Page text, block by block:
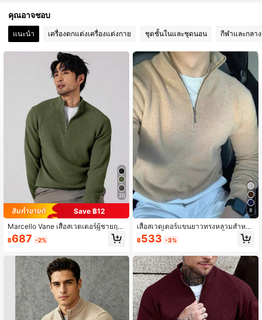
4.64 34 ผู้ติดตาม
4.64 34 ผู้ติดตาม
4.64 34 ผู้ติดตาม
4.64 34 ผู้ติดตาม
4.64 34 ผู้ติดตาม
34 ผู้ติดตาม
คุณอาจชอบ
แนะนำ เครื่องตกแต่งเครื่องแต่งกาย ชุดชั้นในและชุดนอน กีฬาและกลา
20
Save ฿12
Marcello Vane เสื้อสเวตเตอร์ผู้ชายฤดู
ใบไม้ร่วงฤดูหนาวแบบมีซิปครึ่งตัว แข
นยาว
฿687 -2%
8
เสื้อสเวตเตอร์แขนยาวทรงหลวมสำหรับ
ผู้ชาย สีพื้นเรียบง่าย มีซิปคอตั้ง ยืดหยุ่น
ได้ สำหรับฤดูใบไม้ร่วง/ฤดูหนาว
฿533 -3%